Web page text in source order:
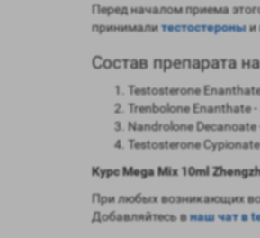
Перед началом приема
принималитестостероныи
Состав препарата
Testosterone
Trenbolone Enanthate -
Nandrolone Decanoate
Testosterone
Курс Mega Mix 10ml
При любых возникающих
Добавляйтесь внаш чат в